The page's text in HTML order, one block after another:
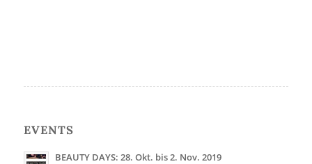
EVENTS
BEAUTY DAYS: 28. Okt. bis 2. Nov. 2019